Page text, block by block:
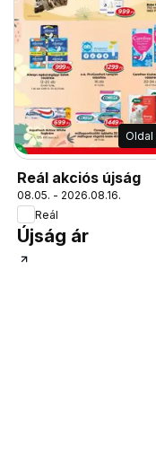
Oldal
Reál akciós újság
08.05. - 2026.08.16.
Reál
Újság ár